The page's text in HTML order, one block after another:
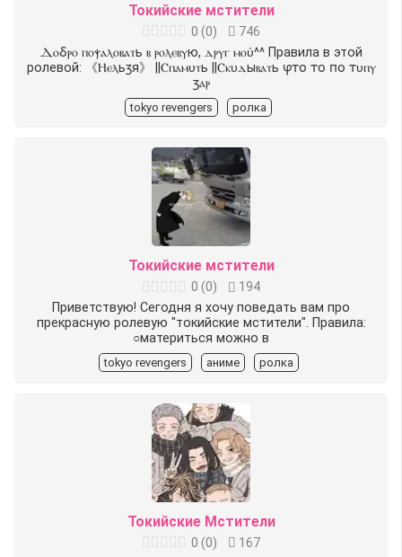
Токийские мстители
0 (0)
746
Ⲇⲟⳝⲣⲟ ⲡⲟⲯⲁⲗⲟⲃⲁⲧь ⲃ ⲣⲟⲗⲉⲃⲩю, ⲇⲣⲩⲅ ⲙⲟύ^^ Правила в этой
ролевой: 《Ⲏⲉⲗьⳅя》 |︎|Ⲥⲡⲁⲙυⲧь |︎|Ⲥⲕυⲇыⲃⲁⲧь ⳡⲧⲟ ⲧⲟ ⲡⲟ ⲧυⲡⲩ
ⳅⲁⲣ
tokyo revengers ролка
Токийские мстители
0 (0)
194
Приветствую! Сегодня я хочу поведать вам про
прекрасную ролевую "токийские мстители". Правила:
○материться можно в
tokyo revengers аниме ролка
Токийские Мстители
0 (0)
167